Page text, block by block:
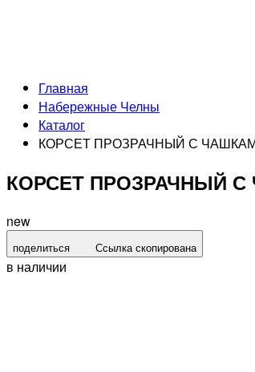
Главная
Набережные Челны
Каталог
КОРСЕТ ПРОЗРАЧНЫЙ С ЧАШКАМИ
КОРСЕТ ПРОЗРАЧНЫЙ С
new
поделиться Ссылка скопирована
в наличии